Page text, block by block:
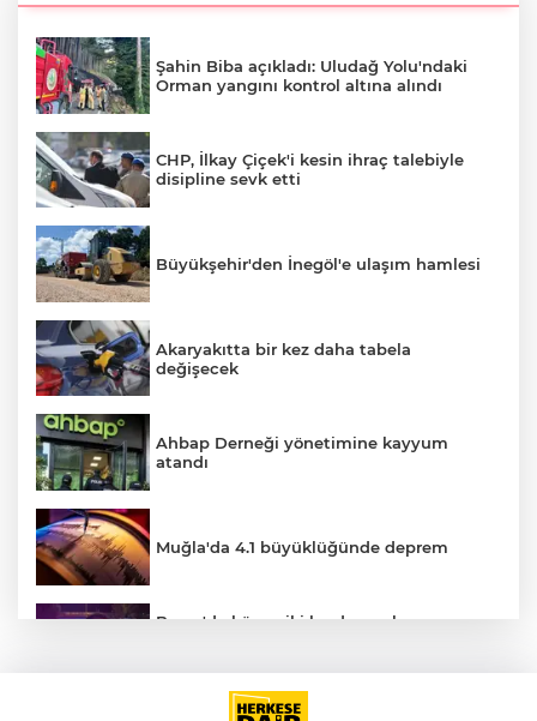
Şahin Biba açıkladı: Uludağ Yolu'ndaki
Orman yangını kontrol altına alındı
CHP, İlkay Çiçek'i kesin ihraç talebiyle
disipline sevk etti
Büyükşehir'den İnegöl'e ulaşım hamlesi
Akaryakıtta bir kez daha tabela
değişecek
Ahbap Derneği yönetimine kayyum
atandı
Muğla'da 4.1 büyüklüğünde deprem
Bursa'da küsen iki kardeş, onları